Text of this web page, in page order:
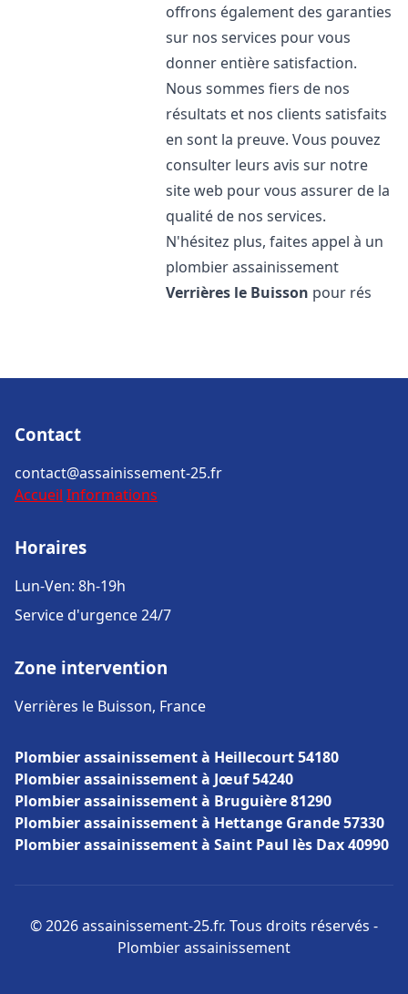
offrons également des garanties
sur nos services pour vous
donner entière satisfaction.
Nous sommes fiers de nos
résultats et nos clients satisfaits
en sont la preuve. Vous pouvez
consulter leurs avis sur notre
site web pour vous assurer de la
qualité de nos services.
N'hésitez plus, faites appel à un
plombier assainissement
Verrières le Buisson pour rés
Contact
contact@assainissement-25.fr
Accueil Informations
Horaires
Lun-Ven: 8h-19h
Service d'urgence 24/7
Zone intervention
Verrières le Buisson, France
Plombier assainissement à Heillecourt 54180
Plombier assainissement à Jœuf 54240
Plombier assainissement à Bruguière 81290
Plombier assainissement à Hettange Grande 57330
Plombier assainissement à Saint Paul lès Dax 40990
© 2026 assainissement-25.fr. Tous droits réservés -
Plombier assainissement